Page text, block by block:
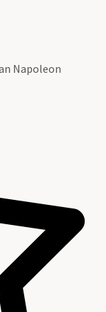
Napoleon